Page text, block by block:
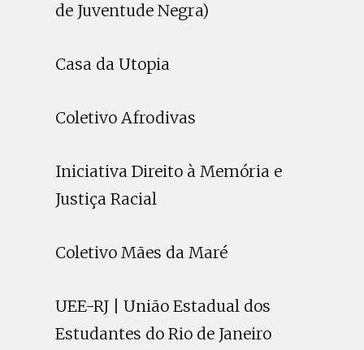
de Juventude Negra)
Casa da Utopia
Coletivo Afrodivas
Iniciativa Direito à Memória e
Justiça Racial
Coletivo Mães da Maré
UEE-RJ | União Estadual dos
Estudantes do Rio de Janeiro